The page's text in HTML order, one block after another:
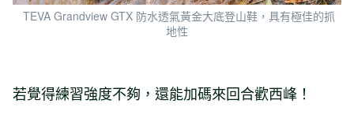
TEVA Grandview GTX 防水透氣黃金大底登山鞋，具有極佳的抓
地性
若覺得練習強度不夠，還能加碼來回合歡西峰！